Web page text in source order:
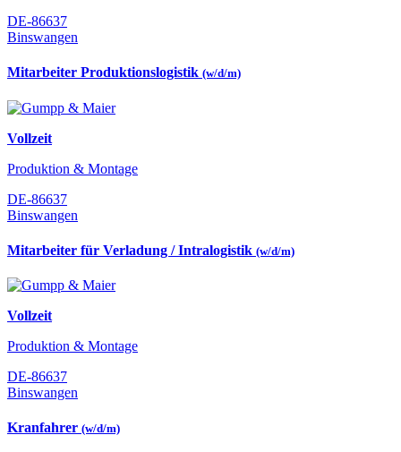
DE-86637
Binswangen
Mitarbeiter Produktionslogistik (w/d/m)
Vollzeit
Produktion & Montage
DE-86637
Binswangen
Mitarbeiter für Verladung / Intralogistik (w/d/m)
Vollzeit
Produktion & Montage
DE-86637
Binswangen
Kranfahrer (w/d/m)